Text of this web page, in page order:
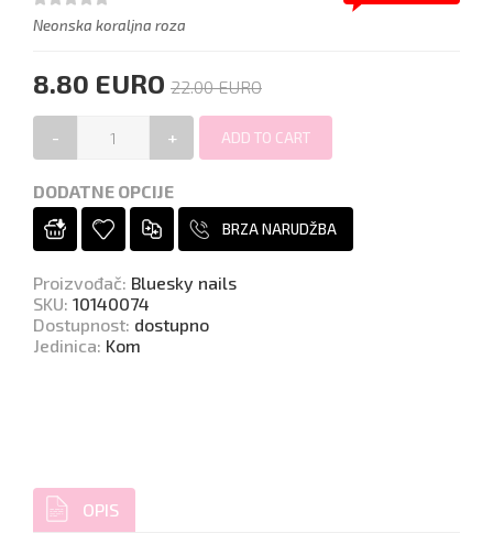
Neonska koraljna roza
8.80 EURO 22.00 EURO
- +
DODATNE OPCIJE
BRZA NARUDŽBA
Proizvođač: Bluesky nails
SKU: 10140074
Dostupnost: dostupno
Jedinica: Kom
OPIS